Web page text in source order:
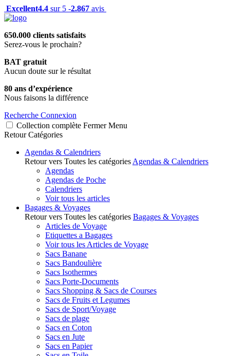
Excellent4.4 sur 5 -2.867 avis
650.000 clients satisfaits
Serez-vous le prochain?
BAT gratuit
Aucun doute sur le résultat
80 ans d’expérience
Nous faisons la différence
Recherche Connexion
Collection complète Fermer Menu
Retour Catégories
Agendas & Calendriers
Retour vers Toutes les catégories Agendas & Calendriers
Agendas
Agendas de Poche
Calendriers
Voir tous les articles
Bagages & Voyages
Retour vers Toutes les catégories Bagages & Voyages
Articles de Voyage
Etiquettes a Bagages
Voir tous les Articles de Voyage
Sacs Banane
Sacs Bandoulière
Sacs Isothermes
Sacs Porte-Documents
Sacs Shopping & Sacs de Courses
Sacs de Fruits et Legumes
Sacs de Sport/Voyage
Sacs de plage
Sacs en Coton
Sacs en Jute
Sacs en Papier